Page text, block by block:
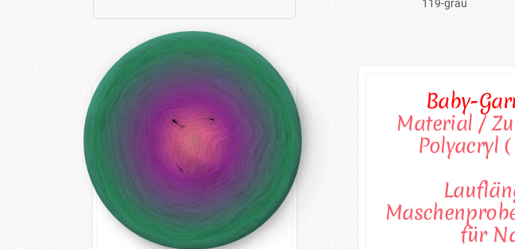
119-grau
Baby-
Material /
Polyacryl
für